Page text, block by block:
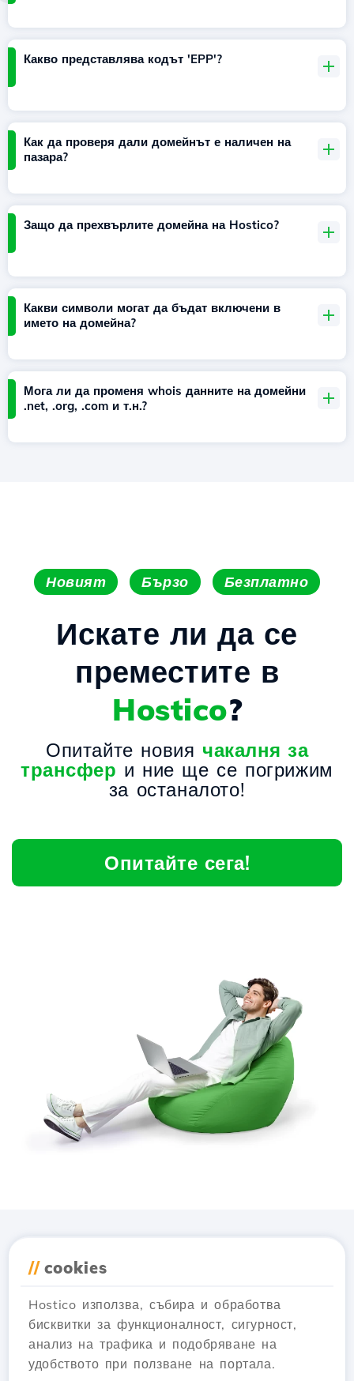
Какво представлява кодът 'EPP'?
Как да проверя дали домейнът е наличен на
пазара?
Защо да прехвърлите домейна на Hostico?
Какви символи могат да бъдат включени в
името на домейна?
Мога ли да променя whois данните на домейни
.net, .org, .com и т.н.?
Новият Бързо Безплатно
Искате ли да се
преместите в
Hostico?
Опитайте новия чакалня за
трансфер и ние ще се погрижим
за останалото!
Опитайте сега!
// cookies
Hostico използва, събира и обработва
бисквитки за функционалност, сигурност,
анализ на трафика и подобряване на
удобството при ползване на портала.